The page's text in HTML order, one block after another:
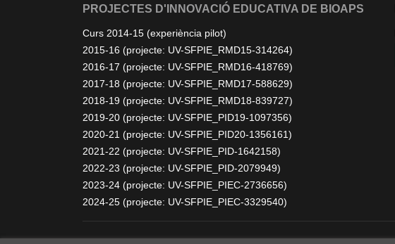
PROJECTES D'INNOVACIÓ EDUCATIVA DE BIOAPS
Curs 2014-15 (experiència pilot)
2015-16 (projecte: UV-SFPIE_RMD15-314264)
2016-17 (projecte: UV-SFPIE_RMD16-418769)
2017-18 (projecte: UV-SFPIE_RMD17-588629)
2018-19 (projecte: UV-SFPIE_RMD18-839727)
2019-20 (projecte: UV-SFPIE_PID19-1097356)
2020-21 (projecte: UV-SFPIE_PID20-1356161)
2021-22 (projecte: UV-SFPIE_PID-1642158)
2022-23 (projecte: UV-SFPIE_PID-2079949)
2023-24 (projecte: UV-SFPIE_PIEC-2736656)
2024-25 (projecte: UV-SFPIE_PIEC-3329540)